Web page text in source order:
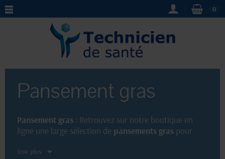
0
Pansement gras
Pansement gras : Retrouvez sur notre boutique en
ligne une large sélection de pansements gras pour
spécifiques, imprégnés de substances cicatrisantes,
Voir plus